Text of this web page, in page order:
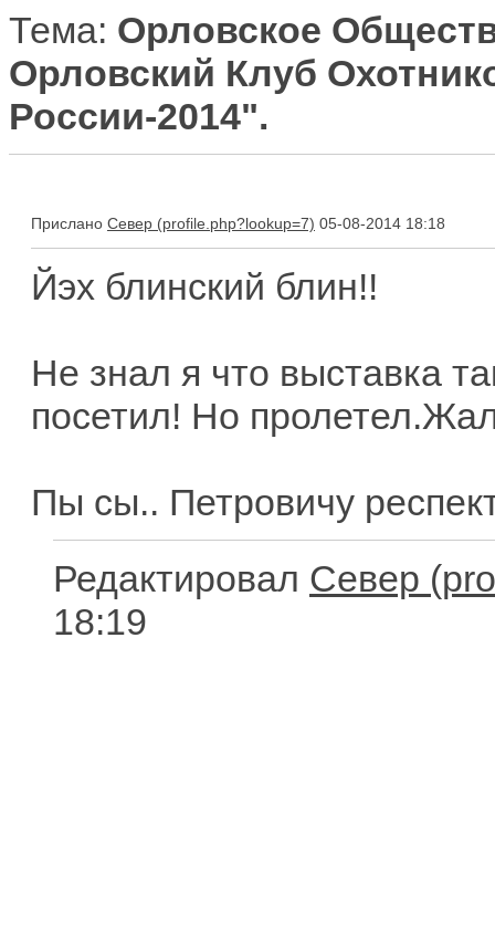
Тема: Орловское
Орловский Клуб
России-2014".
Прислано Север 05-08-2014 18:18
Йэх блинский блин!!
Не знал я что выставка
посетил! Но
Пы сы.. Петровичу
Редактировал Север
18:19